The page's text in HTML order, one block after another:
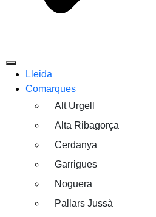
Lleida
Comarques
Alt Urgell
Alta Ribagorça
Cerdanya
Garrigues
Noguera
Pallars Jussà